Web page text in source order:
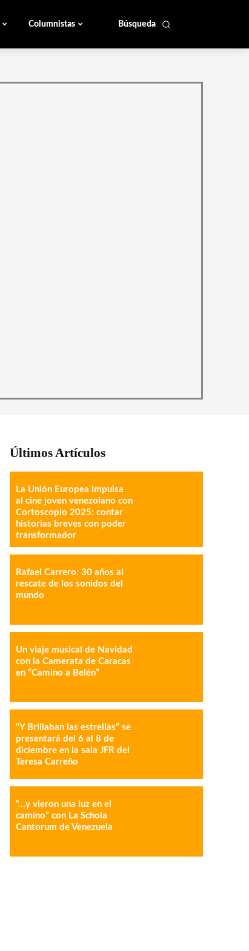
Búsqueda
Columnistas
Últimos Artículos
La Unión Europea impulsa
al cine joven venezolano con
Cortoscopio 2025: contar
historias breves con poder
transformador
Rafael Carrero: 30 años al
rescate de los sonidos del
mundo
Un viaje musical de Navidad
con la Camerata de Caracas
en “Camino a Belén”
“Y Brillaban las estrellas” se
presentará del 6 al 8 de
diciembre en la sala JFR del
Teresa Carreño
“…y vieron una luz en el
camino” con La Schola
Cantorum de Venezuela